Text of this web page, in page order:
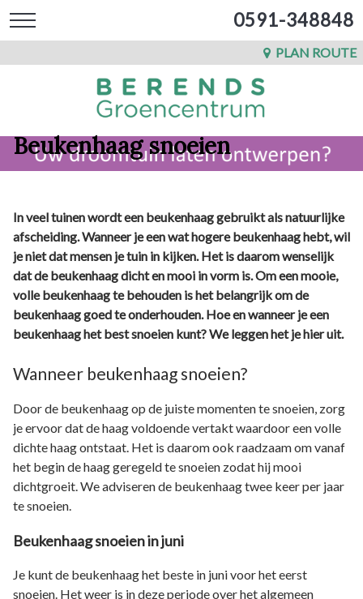
0591-348848
PLAN ROUTE
Beukenhaag snoeien
In veel tuinen wordt een beukenhaag gebruikt als natuurlijke
afscheiding. Wanneer je een wat hogere beukenhaag hebt, wil
je niet dat mensen je tuin in kijken. Het is daarom wenselijk
dat de beukenhaag dicht en mooi in vorm is. Om een mooie,
volle beukenhaag te behouden is het belangrijk om de
beukenhaag goed te onderhouden. Hoe en wanneer je een
beukenhaag het best snoeien kunt? We leggen het je hier uit.
Wanneer beukenhaag snoeien?
Door de beukenhaag op de juiste momenten te snoeien, zorg
je ervoor dat de haag voldoende vertakt waardoor een volle
dichte haag ontstaat. Het is daarom ook raadzaam om vanaf
het begin de haag geregeld te snoeien zodat hij mooi
dichtgroeit. We adviseren de beukenhaag twee keer per jaar
te snoeien.
Beukenhaag snoeien in juni
Je kunt de beukenhaag het beste in juni voor het eerst
snoeien. Het weer is in deze periode over het algemeen